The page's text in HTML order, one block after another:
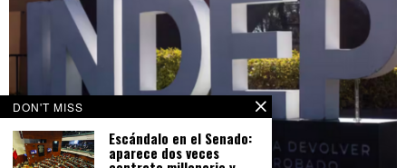
DON'T MISS
Escándalo en el Senado:
aparece dos veces